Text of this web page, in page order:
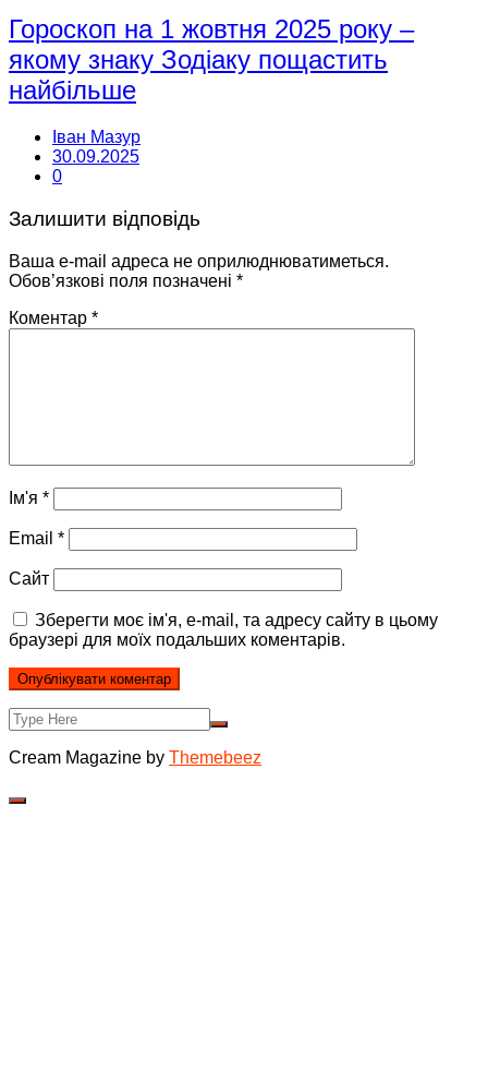
Гороскоп на 1 жовтня 2025 року –
якому знаку Зодіаку пощастить
найбільше
Іван Мазур
30.09.2025
0
Залишити відповідь
Ваша e-mail адреса не оприлюднюватиметься.
Обов’язкові поля позначені *
Коментар *
Ім'я *
Email *
Сайт
Зберегти моє ім'я, e-mail, та адресу сайту в цьому
браузері для моїх подальших коментарів.
Cream Magazine by Themebeez